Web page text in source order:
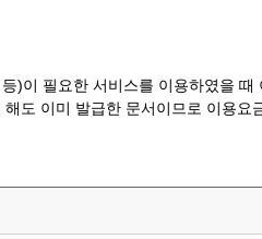
)이 필요한 서비스를 이용하였을
도 이미 발급한 문서이므로 이용요